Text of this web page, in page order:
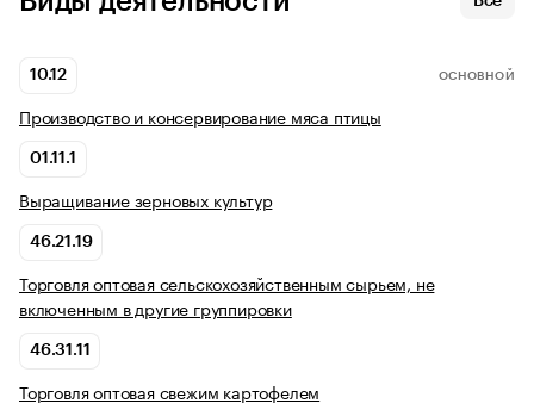
10.12 ОСНОВНОЙ
Производство и консервирование мяса птицы
01.11.1
Выращивание зерновых культур
46.21.19
Торговля оптовая сельскохозяйственным сырьем, не
включенным в другие группировки
46.31.11
Торговля оптовая свежим картофелем